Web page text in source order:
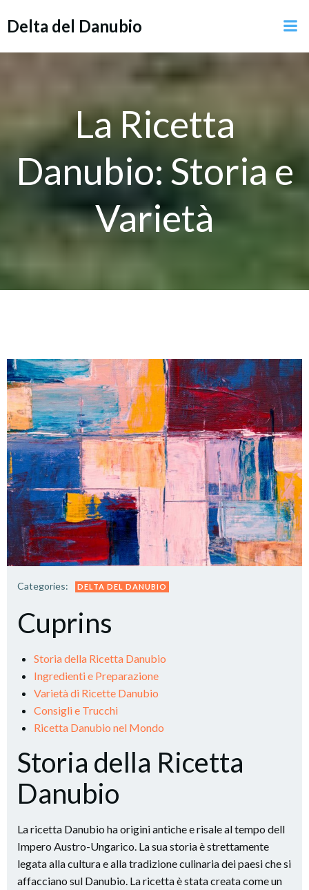
Delta del Danubio
La Ricetta
Danubio: Storia e
Varietà
Categories: DELTA DEL DANUBIO
Cuprins
Storia della Ricetta Danubio
Ingredienti e Preparazione
Varietà di Ricette Danubio
Consigli e Trucchi
Ricetta Danubio nel Mondo
Storia della Ricetta
Danubio
La ricetta Danubio ha origini antiche e risale al tempo dell
Impero Austro-Ungarico. La sua storia è strettamente
legata alla cultura e alla tradizione culinaria dei paesi che si
affacciano sul Danubio. La ricetta è stata creata come un